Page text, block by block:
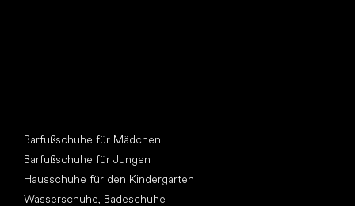
Barfußschuhe für Mädchen
Barfußschuhe für Jungen
Hausschuhe für den Kindergarten
Wasserschuhe, Badeschuhe